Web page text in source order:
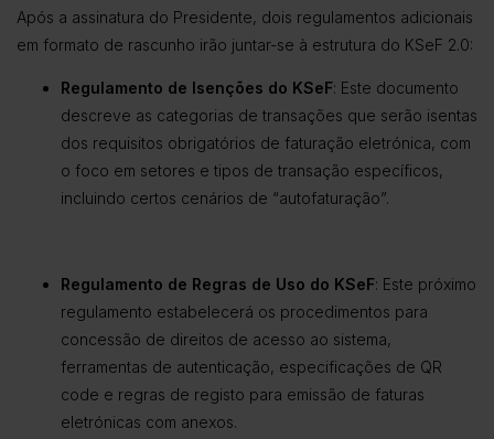
Após a assinatura do Presidente, dois regulamentos adicionais
em formato de rascunho irão juntar-se à estrutura do KSeF 2.0:
Regulamento de Isenções do KSeF: Este documento
descreve as categorias de transações que serão isentas
dos requisitos obrigatórios de faturação eletrónica, com
o foco em setores e tipos de transação específicos,
incluindo certos cenários de “autofaturação”.
Regulamento de Regras de Uso do KSeF: Este próximo
regulamento estabelecerá os procedimentos para
concessão de direitos de acesso ao sistema,
ferramentas de autenticação, especificações de QR
code e regras de registo para emissão de faturas
eletrónicas com anexos.